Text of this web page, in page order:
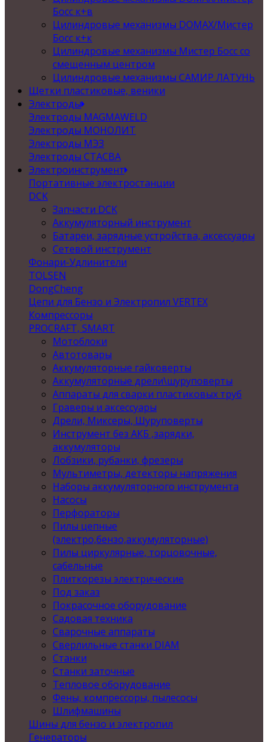
Босс к+в
Цилиндровые механизмы DOMAX/Мистер
Босс к+к
Цилиндровые механизмы Мистер Босс со
смещенным центром
Цилиндровые механизмы САМИР ЛАТУНЬ
Щетки пластиковые, веники
Электроды
Электроды MAGMAWELD
Электроды МОНОЛИТ
Электроды МЭЗ
Электроды СТАСВА
Электроинструмент
Портативные электростанции
DCK
Запчасти DCK
Аккумуляторный инструмент
Батареи, зарядные устройства, аксессуары
Сетевой инструмент
Фонари-Удлинители
TOLSEN
DongCheng
Цепи для Бензо и Электропил VERTEX
Компрессоры
PROCRAFT, SMART
Мотоблоки
Автотовары
Аккумуляторные гайковерты
Аккумуляторные дрели\шуруповерты
Аппараты для сварки пластиковых труб
Граверы и аксессуары
Дрели, Миксеры, Шуруповерты
Инструмент без АКБ ,зарядки,
аккумуляторы
Лобзики, рубанки, фрезеры
Мультиметры, детекторы напряжения
Наборы аккумуляторного инструмента
Насосы
Перфораторы
Пилы цепные
(электро,бензо,аккумуляторные)
Пилы циркулярные, торцовочные,
сабельные
Плиткорезы электрические
Под заказ
Покрасочное оборудование
Садовая техника
Сварочные аппараты
Сверлильные станки DIAM
Станки
Станки заточные
Тепловое оборудование
Фены, компрессоры, пылесосы
Шлифмашины
Шины для бензо и электропил
Генераторы